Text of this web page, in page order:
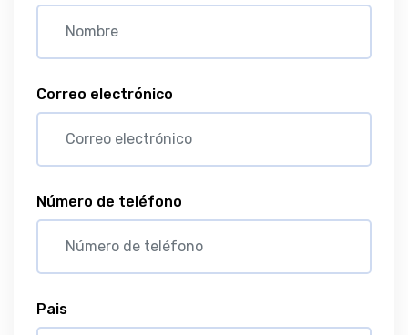
Correo electrónico
Número de teléfono
Pais